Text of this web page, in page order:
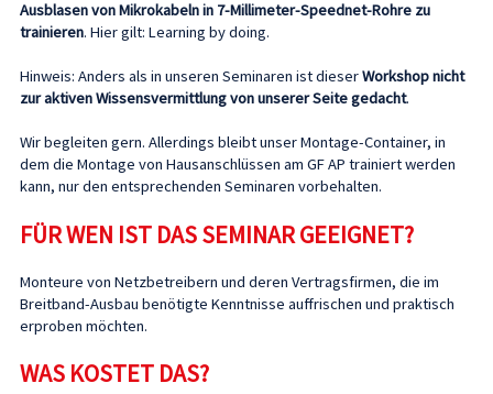
Ausblasen von Mikrokabeln in 7-Millimeter-Speednet-Rohre zu
trainieren. Hier gilt: Learning by doing.
Hinweis: Anders als in unseren Seminaren ist dieserWorkshop nicht
zur aktiven Wissensvermittlung von unserer Seite gedacht.
Wir begleiten gern. Allerdings bleibt unser Montage-Container, in
dem die Montage von Hausanschlüssen am GF AP trainiert werden
kann, nur den entsprechenden Seminaren vorbehalten.
FÜR WEN IST DAS SEMINAR GEEIGNET?
Monteure von Netzbetreibern und deren Vertragsfirmen, die im
Breitband-Ausbau benötigte Kenntnisse auffrischen und praktisch
erproben möchten.
WAS KOSTET DAS?